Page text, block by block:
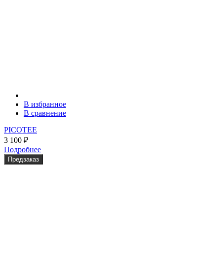
В избранное
В сравнение
PICOTEE
3 100 ₽
Подробнее
Предзаказ